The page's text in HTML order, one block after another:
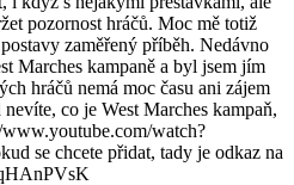
pozornost hráčů. Moc mě totiž
zaměřený příběh. Nedávno
Marches kampaně a byl jsem jím
hráčů nemá moc času ani zájem
co je West Marches kampaň,
watch?
se chcete přidat, tady je odkaz na